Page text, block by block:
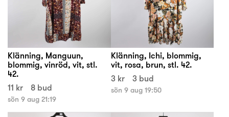
Klänning, Manguun,
blommig, vinröd, vit, stl.
42.
11 kr
8 bud
sön 9 aug 21:19
Klänning, Ichi, blommig,
vit, rosa, brun, stl. 42.
3 kr
3 bud
sön 9 aug 19:50